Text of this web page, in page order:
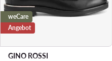
weCare
Angebot
GINO ROSSI